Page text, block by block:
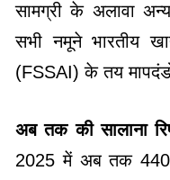
सामग्री के अलावा
सभी नमूने भारतीय
(FSSAI) के तय
अब तक की सालाना
2025 में अब तक